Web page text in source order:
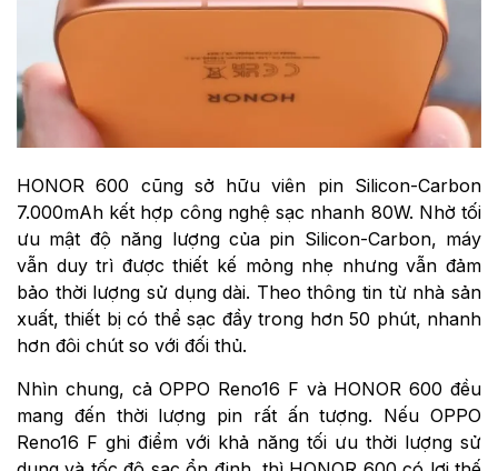
HONOR 600 cũng sở hữu viên pin Silicon-Carbon
7.000mAh kết hợp công nghệ sạc nhanh 80W. Nhờ tối
ưu mật độ năng lượng của pin Silicon-Carbon, máy
vẫn duy trì được thiết kế mỏng nhẹ nhưng vẫn đảm
bảo thời lượng sử dụng dài. Theo thông tin từ nhà sản
xuất, thiết bị có thể sạc đầy trong hơn 50 phút, nhanh
hơn đôi chút so với đối thủ.
Nhìn chung, cả OPPO Reno16 F và HONOR 600 đều
mang đến thời lượng pin rất ấn tượng. Nếu OPPO
Reno16 F ghi điểm với khả năng tối ưu thời lượng sử